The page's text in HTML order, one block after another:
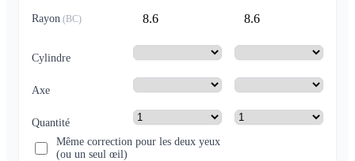
Rayon (BC) 8.6 8.6
Cylindre
Axe
Quantité
Même correction pour les deux yeux
(ou un seul œil)